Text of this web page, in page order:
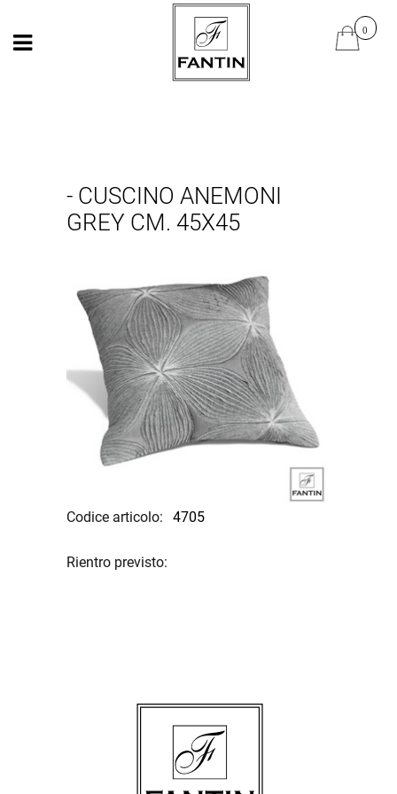
Open Open
- CUSCINO ANEMONI
GREY CM. 45X45
Codice articolo: 4705
Rientro previsto: